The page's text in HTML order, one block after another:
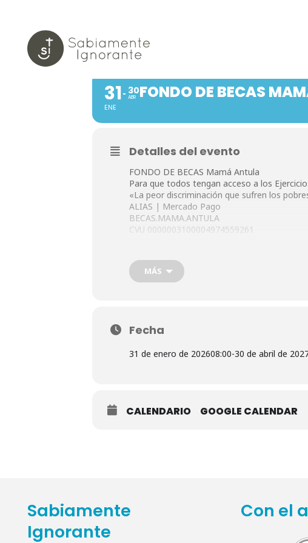
FONDO DE
31
ENE
30
ABR FONDO DE BECAS
Detalles del evento
FONDO DE BECAS Mamá Antula
Para que todos tengan acceso a los
«La peor discriminación que sufren los
ALIAS | Mercado Pago
BECAS.MAMA.ANTULA
CVU 0000003100004974559261
Te invitamos a donar lo que quieras y
MÁS
Fecha
31 de enero de 202608:00-30 de abril de
CALENDARIO GOOGLE CALENDAR
Sabiamente
Ignorante
Con el